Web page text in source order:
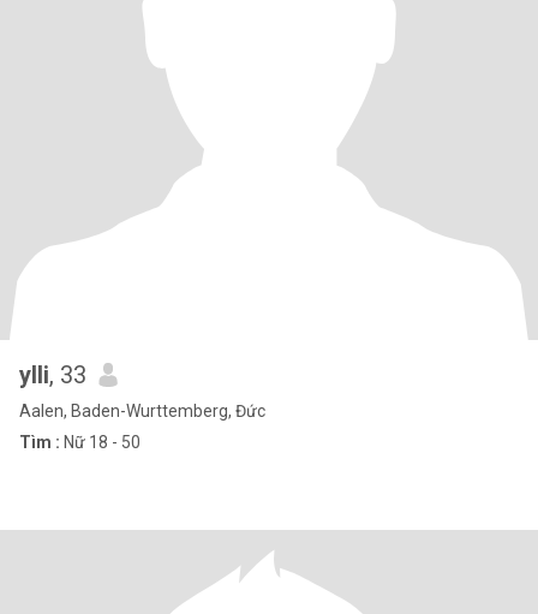
ylli, 33
Aalen, Baden-Wurttemberg, Đức
Tìm : Nữ 18 - 50